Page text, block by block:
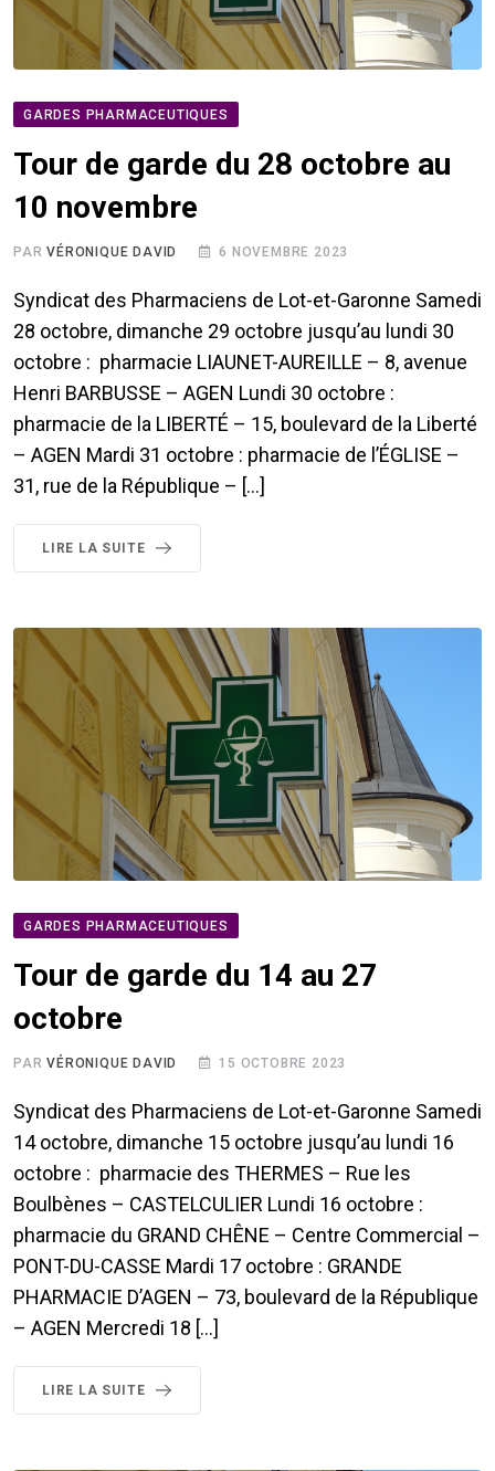
GARDES PHARMACEUTIQUES
Tour de garde du 28 octobre au
10 novembre
PARVÉRONIQUE DAVID 6 NOVEMBRE 2023
Syndicat des Pharmaciens de Lot-et-Garonne Samedi
28 octobre, dimanche 29 octobre jusqu’au lundi 30
octobre : pharmacie LIAUNET-AUREILLE – 8, avenue
Henri BARBUSSE – AGEN Lundi 30 octobre :
pharmacie de la LIBERTÉ – 15, boulevard de la Liberté
– AGEN Mardi 31 octobre : pharmacie de l’ÉGLISE –
31, rue de la République – […]
LIRE LA SUITE
GARDES PHARMACEUTIQUES
Tour de garde du 14 au 27
octobre
PARVÉRONIQUE DAVID 15 OCTOBRE 2023
Syndicat des Pharmaciens de Lot-et-Garonne Samedi
14 octobre, dimanche 15 octobre jusqu’au lundi 16
octobre : pharmacie des THERMES – Rue les
Boulbènes – CASTELCULIER Lundi 16 octobre :
pharmacie du GRAND CHÊNE – Centre Commercial –
PONT-DU-CASSE Mardi 17 octobre : GRANDE
PHARMACIE D’AGEN – 73, boulevard de la République
– AGEN Mercredi 18 […]
LIRE LA SUITE